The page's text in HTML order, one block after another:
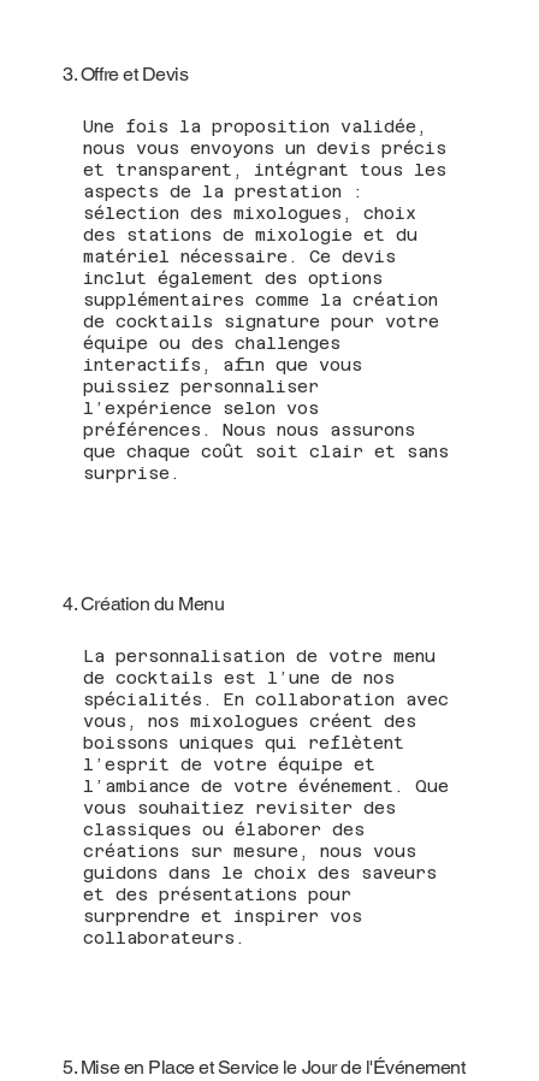
3. Offre et Devis
Une fois la proposition validée,
nous vous envoyons un devis précis
et transparent, intégrant tous les
aspects de la prestation :
sélection des mixologues, choix
des stations de mixologie et du
matériel nécessaire. Ce devis
inclut également des options
supplémentaires comme la création
de cocktails signature pour votre
équipe ou des challenges
interactifs, afin que vous
puissiez personnaliser
l’expérience selon vos
préférences. Nous nous assurons
que chaque coût soit clair et sans
surprise.
4. Création du Menu
La personnalisation de votre menu
de cocktails est l’une de nos
spécialités. En collaboration avec
vous, nos mixologues créent des
boissons uniques qui reflètent
l’esprit de votre équipe et
l’ambiance de votre événement. Que
vous souhaitiez revisiter des
classiques ou élaborer des
créations sur mesure, nous vous
guidons dans le choix des saveurs
et des présentations pour
surprendre et inspirer vos
collaborateurs.
5. Mise en Place et Service le Jour de l'Événement